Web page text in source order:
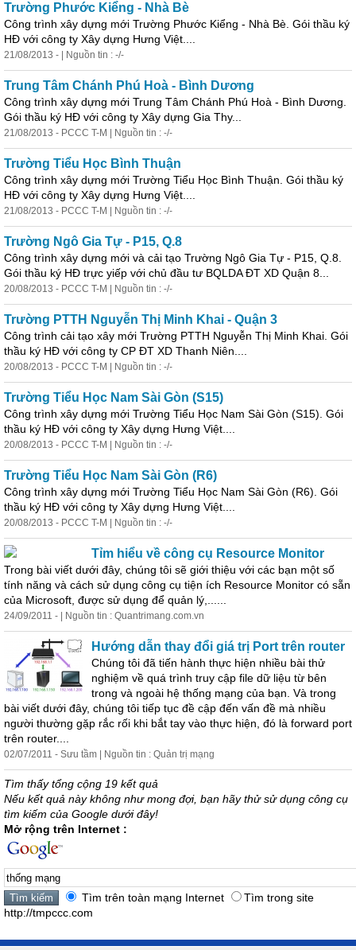
Trường Phước Kiểng - Nhà Bè
Công trình xây dựng mới Trường Phước Kiểng - Nhà Bè. Gói thầu ký
HĐ với công ty Xây dựng Hưng Việt....
21/08/2013 - | Nguồn tin : -/-
Trung Tâm Chánh Phú Hoà - Bình Dương
Công trình xây dựng mới Trung Tâm Chánh Phú Hoà - Bình Dương.
Gói thầu ký HĐ với công ty Xây dựng Gia Thy...
21/08/2013 - PCCC T-M | Nguồn tin : -/-
Trường Tiểu Học Bình Thuận
Công trình xây dựng mới Trường Tiểu Học Bình Thuận. Gói thầu ký
HĐ với công ty Xây dựng Hưng Việt....
21/08/2013 - PCCC T-M | Nguồn tin : -/-
Trường Ngô Gia Tự - P15, Q.8
Công trình xây dựng mới và cải tạo Trường Ngô Gia Tự - P15, Q.8.
Gói thầu ký HĐ trực yiếp với chủ đầu tư BQLDA ĐT XD Quận 8...
20/08/2013 - PCCC T-M | Nguồn tin : -/-
Trường PTTH Nguyễn Thị Minh Khai - Quận 3
Công trình cải tạo xây mới Trường PTTH Nguyễn Thị Minh Khai. Gói
thầu ký HĐ với công ty CP ĐT XD Thanh Niên....
20/08/2013 - PCCC T-M | Nguồn tin : -/-
Trường Tiểu Học Nam Sài Gòn (S15)
Công trình xây dựng mới Trường Tiểu Học Nam Sài Gòn (S15). Gói
thầu ký HĐ với công ty Xây dựng Hưng Việt....
20/08/2013 - PCCC T-M | Nguồn tin : -/-
Trường Tiểu Học Nam Sài Gòn (R6)
Công trình xây dựng mới Trường Tiểu Học Nam Sài Gòn (R6). Gói
thầu ký HĐ với công ty Xây dựng Hưng Việt....
20/08/2013 - PCCC T-M | Nguồn tin : -/-
Tỉm hiểu về công cụ Resource Monitor
Trong bài viết dưới đây, chúng tôi sẽ giới thiệu với các bạn một số
tính năng và cách sử dụng công cụ tiện ích Resource Monitor có sẵn
của Microsoft, được sử dụng để quản lý,......
24/09/2011 - | Nguồn tin : Quantrimang.com.vn
Hướng dẫn thay đổi giá trị Port trên router
Chúng tôi đã tiến hành thực hiện nhiều bài thử
nghiệm về quá trình truy cập file dữ liệu từ bên
trong và ngoài hệ thống mạng của bạn. Và trong
bài viết dưới đây, chúng tôi tiếp tục đề cập đến vấn đề mà nhiều
người thường gặp rắc rối khi bắt tay vào thực hiện, đó là forward port
trên router....
02/07/2011 - Sưu tầm | Nguồn tin : Quản trị mạng
Tìm thấy tổng cộng 19 kết quả
Nếu kết quả này không như mong đợi, bạn hãy thử sử dụng công cụ
tìm kiếm của Google dưới đây!
Mở rộng trên Internet :
Tìm trên toàn mạng Internet
Tìm trong site
http://tmpccc.com